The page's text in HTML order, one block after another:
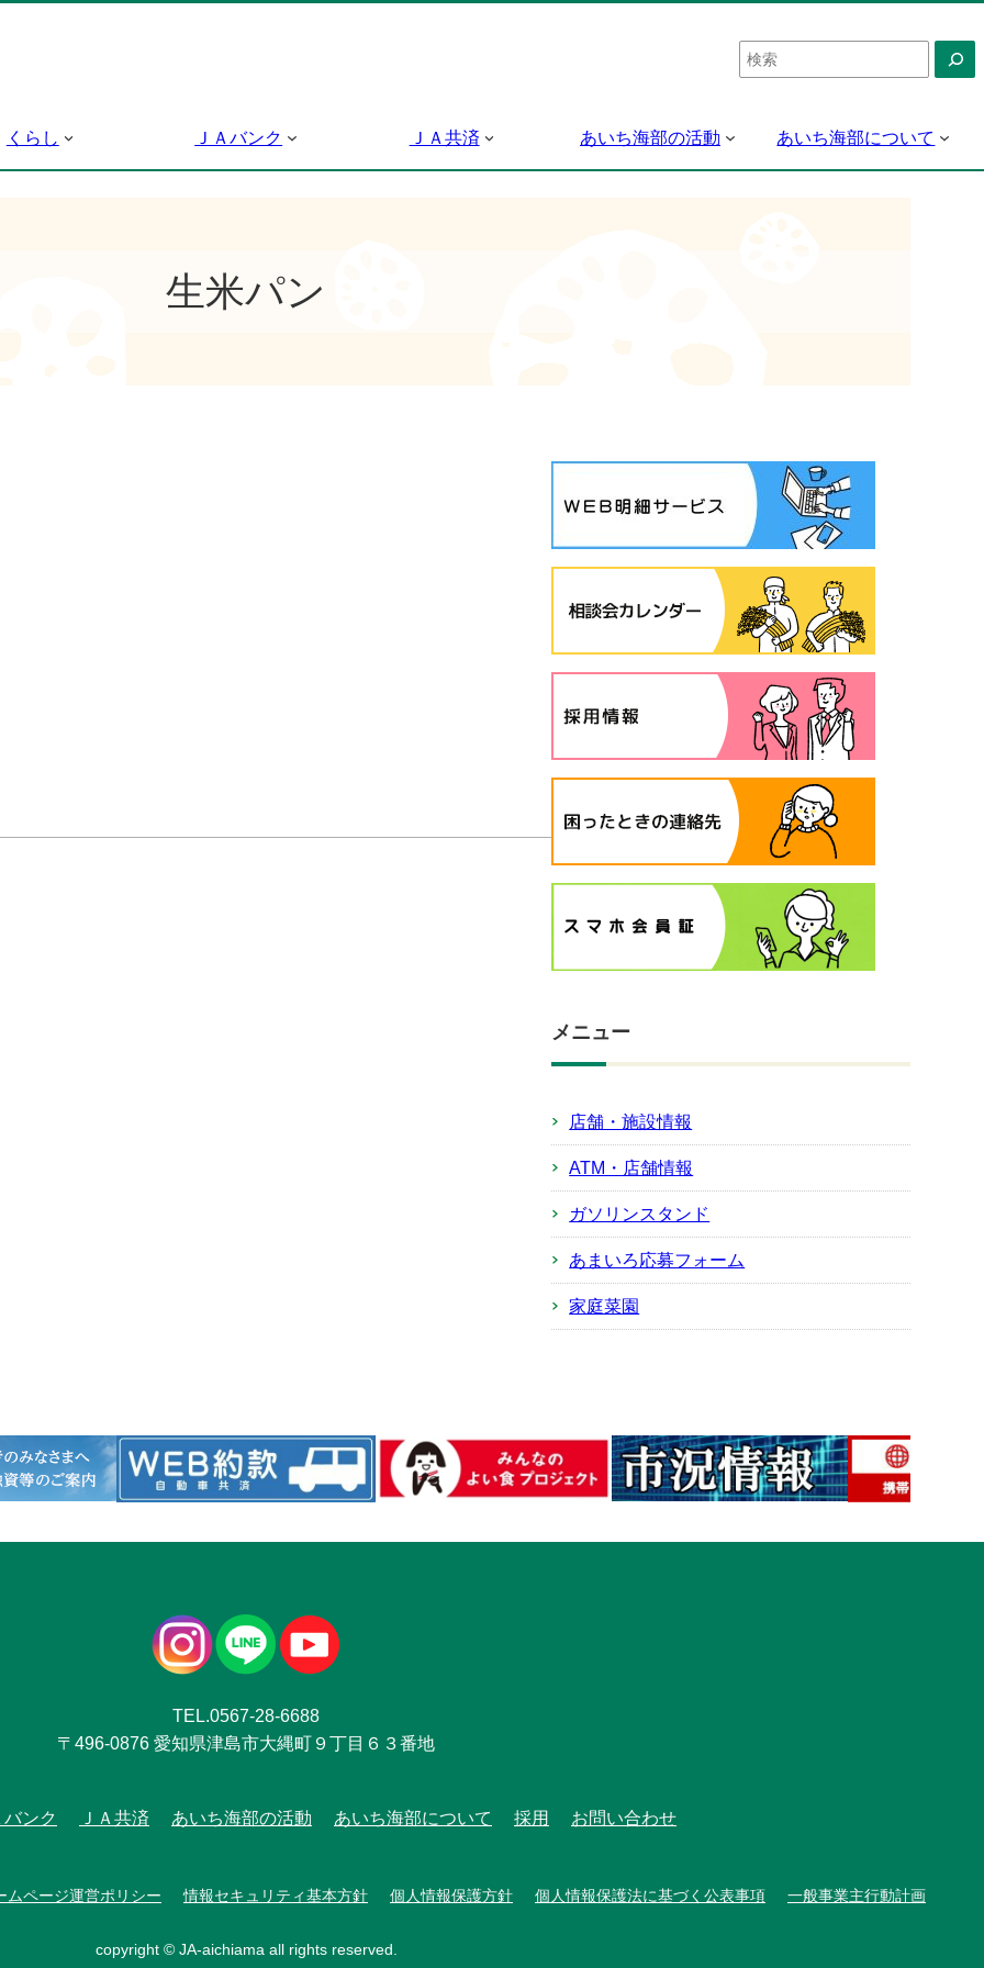
検
索
くらし ＪＡバンク ＪＡ共済 あいち海部の活動 あいち海部について
生米パン
メニュー
店舗・施設情報
ATM・店舗情報
ガソリンスタンド
あまいろ応募フォーム
家庭菜園
TEL.0567-28-6688
〒496-0876 愛知県津島市大縄町９丁目６３番地
バンク ＪＡ共済 あいち海部の活動 あいち海部について 採用 お問い合わせ
ムページ運営ポリシー 情報セキュリティ基本方針 個人情報保護方針 個人情報保護法に基づく公表事項 一般事業主行動計画
copyright © JA-aichiama all rights reserved.